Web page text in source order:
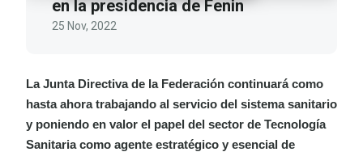
en la presidencia de Fenin
25 Nov, 2022
La Junta Directiva de la Federación continuará como
hasta ahora trabajando al servicio del sistema sanitario
y poniendo en valor el papel del sector de Tecnología
Sanitaria como agente estratégico y esencial de